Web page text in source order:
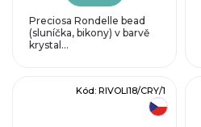
Preciosa Rondelle bead
(sluníčka, bikony) v barvě
krystal...
Kód: RIVOLI18/CRY/1